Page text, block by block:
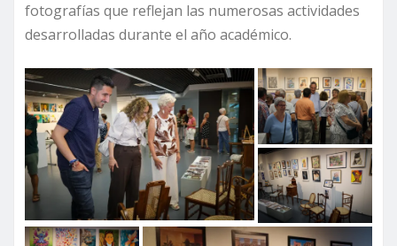
fotografías que reflejan las numerosas actividades
desarrolladas durante el año académico.